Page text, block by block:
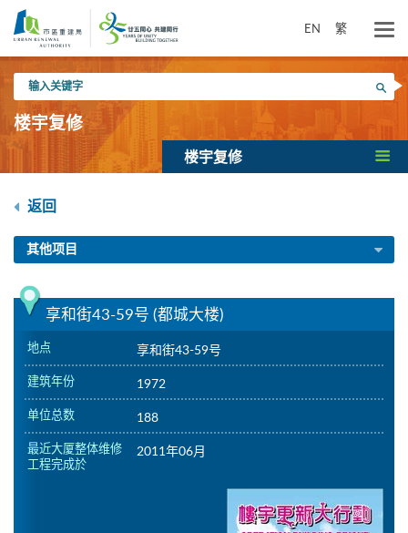
内
EN 繁
入
关
键
搜寻
楼宇复修
楼宇复修
返回
其他项目
享和街43-59号 (都城大楼)
地点 享和街43-59号
建筑年份 1972
单位总数 188
最近大厦整体维修
工程完成於
2011年06月